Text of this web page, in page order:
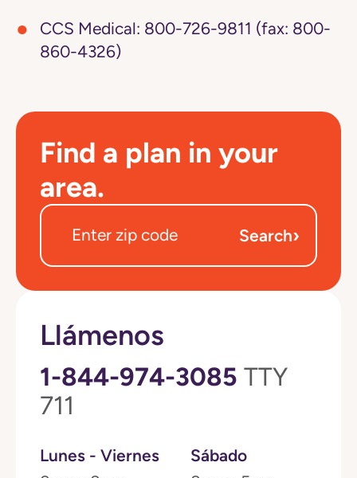
CCS Medical: 800-726-9811 (fax: 800-
860-4326)
Find a plan in your
area.
Search›
Llámenos
1-844-974-3085 TTY
711
Lunes - Viernes Sábado